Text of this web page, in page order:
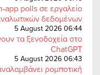
app polls σε εργαλείο
δεδομένων
5 August 2026 06:44
τα ξενοδοχεία στο
ChatGPT
5 August 2026 06:43
ρομποτική